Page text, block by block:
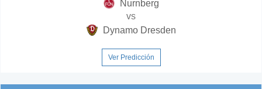
Nurnberg
vs
Dynamo Dresden
Ver Predicción